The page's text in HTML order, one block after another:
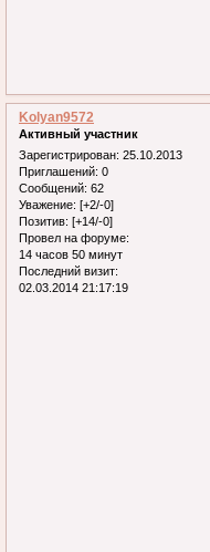
Kolyan9572
Активный участник
Зарегистрирован: 25.10.2013
Приглашений: 0
Сообщений: 62
Уважение: [+2/-0]
Позитив: [+14/-0]
Провел на форуме:
14 часов 50 минут
Последний визит:
02.03.2014 21:17:19